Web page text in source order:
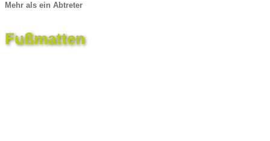
Mehr als ein Abtreter
Fußmatten